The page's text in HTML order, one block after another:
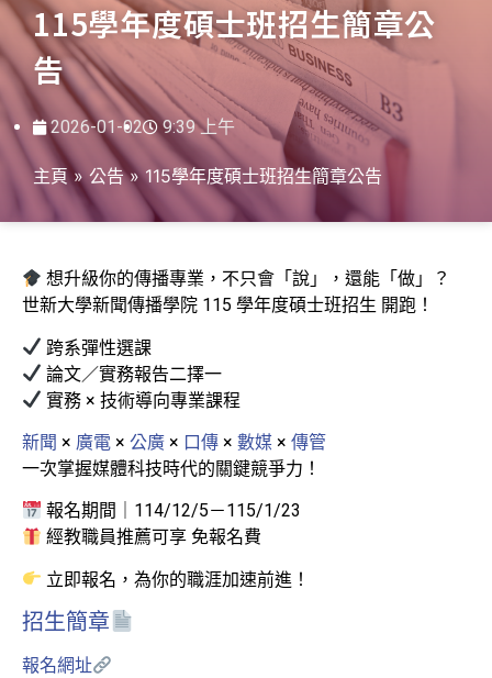
115學年度碩士班招生簡章公
告
2026-01-02 9:39 上午
主頁 » 公告 »115學年度碩士班招生簡章公告
想升級你的傳播專業，不只會「說」，還能「做」？
世新大學新聞傳播學院 115 學年度碩士班招生 開跑！
跨系彈性選課
論文／實務報告二擇一
實務 × 技術導向專業課程
新聞 × 廣電 × 公廣 × 口傳 × 數媒 × 傳管
一次掌握媒體科技時代的關鍵競爭力！
報名期間｜114/12/5－115/1/23
經教職員推薦可享 免報名費
立即報名，為你的職涯加速前進！
招生簡章
報名網址